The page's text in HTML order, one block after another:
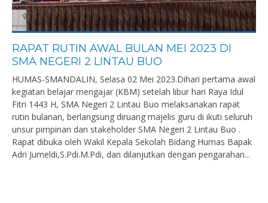
RAPAT RUTIN AWAL BULAN MEI 2023 DI
SMA NEGERI 2 LINTAU BUO
HUMAS-SMANDALIN, Selasa 02 Mei 2023.Dihari pertama awal
kegiatan belajar mengajar (KBM) setelah libur hari Raya Idul
Fitri 1443 H, SMA Negeri 2 Lintau Buo melaksanakan rapat
rutin bulanan, berlangsung diruang majelis guru di ikuti seluruh
unsur pimpinan dan stakeholder SMA Negeri 2 Lintau Buo .
Rapat dibuka oleh Wakil Kepala Sekolah Bidang Humas Bapak
Adri Jumeldi,S.Pdi.M.Pdi, dan dilanjutkan dengan pengarahan...